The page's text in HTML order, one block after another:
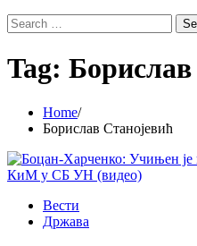
Search
for:
Tag:
Home
Борислав Станојевић
Вести
Држава